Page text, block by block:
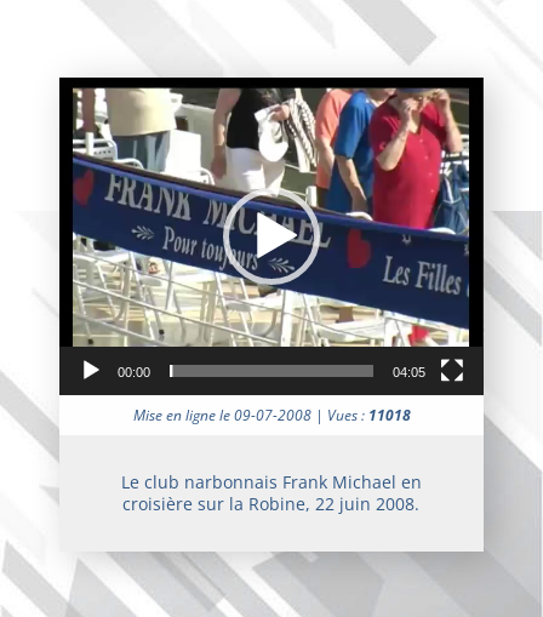
Lecteur
vidéo
00:00 04:05
Mise en ligne le 09-07-2008 | Vues : 11018
Le club narbonnais Frank Michael en
croisière sur la Robine, 22 juin 2008.